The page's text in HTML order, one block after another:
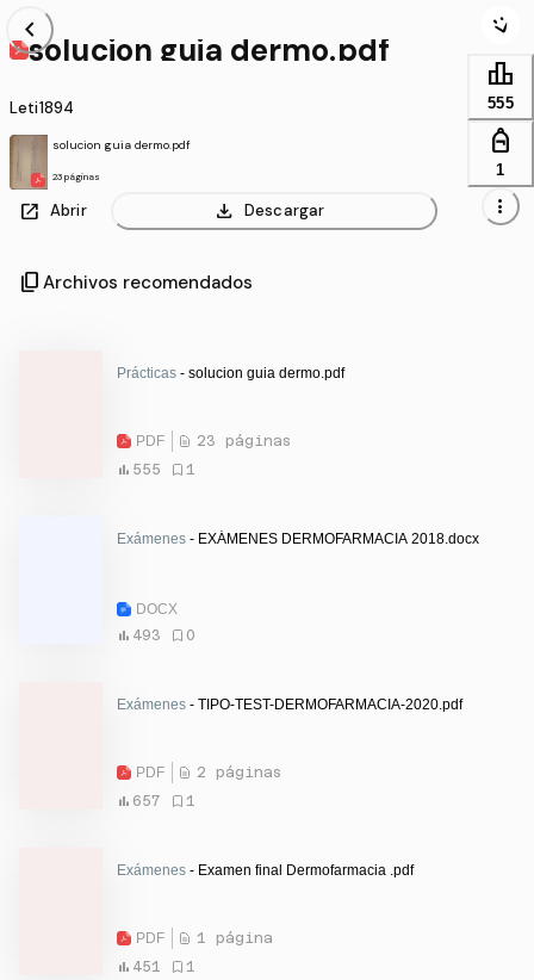
chevron_left
solucion guia dermo.pdf
Leti1894
solucion guia dermo.pdf
23 páginas
open_in_new Abrir download Descargar
leaderboard
555
personal_bag
1
more_vert
content_copy Archivos recomendados
Prácticas - solucion guia dermo.pdf
PDF
23 páginas
555
1
Exámenes - EXÁMENES DERMOFARMACIA 2018.docx
DOCX
493
0
Exámenes - TIPO-TEST-DERMOFARMACIA-2020.pdf
PDF
2 páginas
657
1
Exámenes - Examen final Dermofarmacia .pdf
PDF
1 página
451
1